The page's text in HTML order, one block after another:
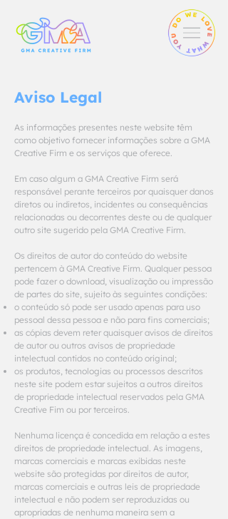
Aviso Legal
As informações presentes neste website têm
como objetivo fornecer informações sobre a GMA
Creative Firm e os serviços que oferece.
Em caso algum a GMA Creative Firm será
responsável perante terceiros por quaisquer danos
diretos ou indiretos, incidentes ou consequências
relacionadas ou decorrentes deste ou de qualquer
outro site sugerido pela GMA Creative Firm.
Os direitos de autor do conteúdo do website
pertencem à GMA Creative Firm. Qualquer pessoa
pode fazer o download, visualização ou impressão
de partes do site, sujeito às seguintes condições:
o conteúdo só pode ser usado apenas para uso
pessoal dessa pessoa e não para fins comerciais;
as cópias devem reter quaisquer avisos de direitos
de autor ou outros avisos de propriedade
intelectual contidos no conteúdo original;
os produtos, tecnologias ou processos descritos
neste site podem estar sujeitos a outros direitos
de propriedade intelectual reservados pela GMA
Creative Fim ou por terceiros.
Nenhuma licença é concedida em relação a estes
direitos de propriedade intelectual. As imagens,
marcas comerciais e marcas exibidas neste
website são protegidas por direitos de autor,
marcas comerciais e outras leis de propriedade
intelectual e não podem ser reproduzidas ou
apropriadas de nenhuma maneira sem a